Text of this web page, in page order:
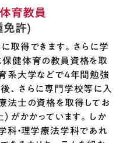
育教員
許)
取得できます。さらに学
健体育の教員資格を取
系大学などで4年間勉強
、さらに専門学校等に入
法士の資格を取得してお
がかかっています。しか
科・理学療法学科であれ